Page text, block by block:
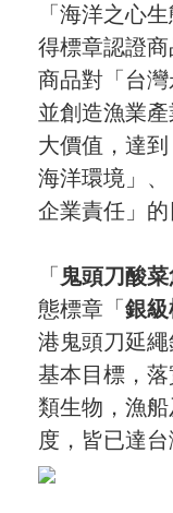
「海洋之心
得標章認證
商品對「台
並創造漁業
大價值，達
海洋環境」
企業責任」的
「鬼頭刀酸
態標章「銀
港鬼頭刀延
基本目標，
類生物，漁
度，皆已達台